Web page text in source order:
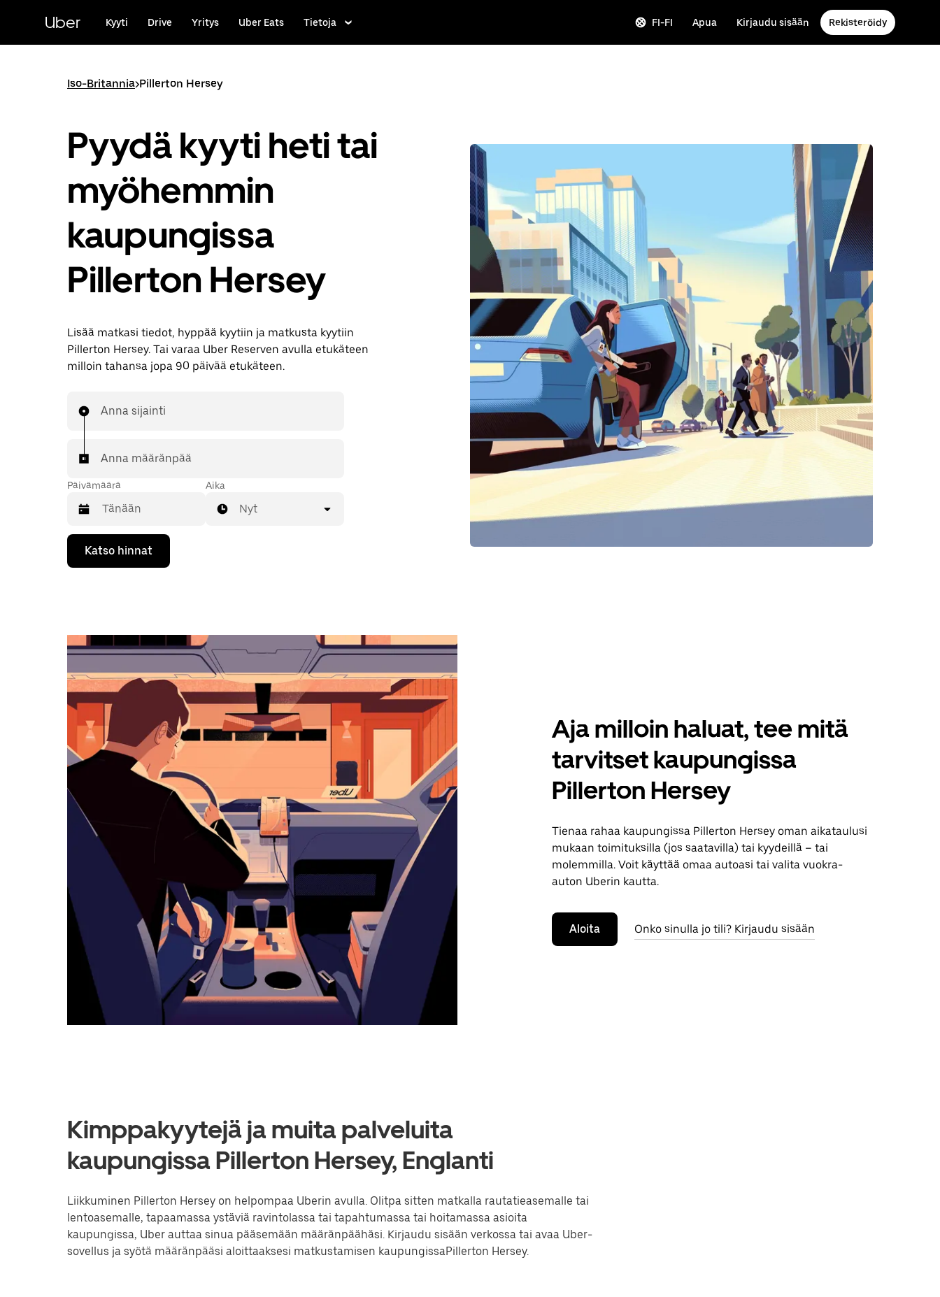
pääsisältöön
Uber Kyyti Drive Yritys Uber Eats Tietoja FI-FI Apua Kirjaudu sisään Rekisteröidy
Iso-Britannia>Pillerton Hersey
Pyydä kyyti heti tai
myöhemmin
kaupungissa
Pillerton Hersey
Lisää matkasi tiedot, hyppää kyytiin ja matkusta kyytiin
Pillerton Hersey. Tai varaa Uber Reserven avulla etukäteen
milloin tahansa jopa 90 päivää etukäteen.
Anna sijainti
Anna määränpää
Päivämäärä
Valitse
päivämäärä
kalenterissa
Esc-
painikkeella.
Aika
Nyt
Katso hinnat
Aja milloin haluat, tee mitä
tarvitset kaupungissa
Pillerton Hersey
Tienaa rahaa kaupungissa Pillerton Hersey oman aikataulusi
mukaan toimituksilla (jos saatavilla) tai kyydeillä – tai
molemmilla. Voit käyttää omaa autoasi tai valita vuokra-
auton Uberin kautta.
Aloita Onko sinulla jo tili? Kirjaudu sisään
Kimppakyytejä ja muita palveluita
kaupungissa Pillerton Hersey, Englanti
Liikkuminen Pillerton Hersey on helpompaa Uberin avulla. Olitpa sitten matkalla rautatieasemalle tai
lentoasemalle, tapaamassa ystäviä ravintolassa tai tapahtumassa tai hoitamassa asioita
kaupungissa, Uber auttaa sinua pääsemään määränpäähäsi. Kirjaudu sisään verkossa tai avaa Uber-
sovellus ja syötä määränpääsi aloittaaksesi matkustamisen kaupungissaPillerton Hersey.